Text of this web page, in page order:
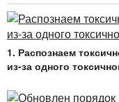
1. Распознаем
из-за одного